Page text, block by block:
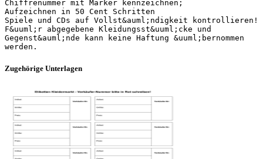
Chiffrenummer mit Marker kennzeichnen;
Aufzeichnen in 50 Cent Schritten
Spiele und CDs auf Vollst&auml;ndigkeit kontrollieren!
F&uuml;r abgegebene Kleidungsst&uuml;cke und
Gegenst&auml;nde kann keine Haftung &uuml;bernommen
Zugehörige Unterlagen